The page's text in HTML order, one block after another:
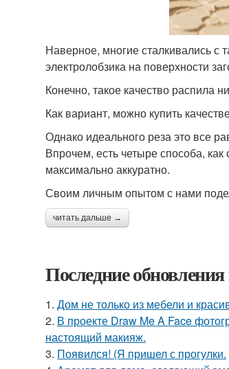
Наверное, многие сталкивались
электролобзика на поверхности
Конечно, такое качество распила
Как вариант, можно купить
Однако идеального реза это все
Впрочем, есть четыре способа,
максимально аккуратно.
Своим личным опытом с нами
читать дальше →
Последние обновления
1. Дом не только из мебели и
2. В проекте Draw Me A Face
настоящий макияж.
3. Появился! (Я пришел с прогулки.